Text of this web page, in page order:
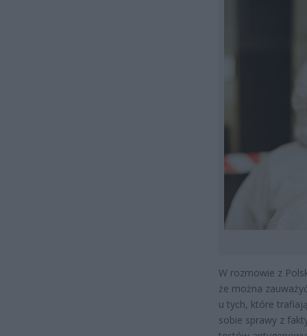
W rozmowie z
że można
u tych, które
sobie sprawy z